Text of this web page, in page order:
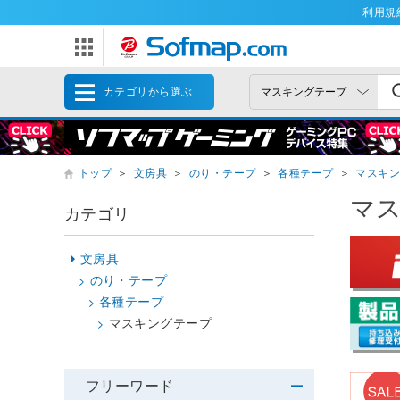
利用規
カテゴリから選ぶ
トップ ＞ 文房具 ＞ のり・テープ ＞ 各種テープ ＞ マスキ
マ
カテゴリ
文房具
のり・テープ
各種テープ
マスキングテープ
フリーワード